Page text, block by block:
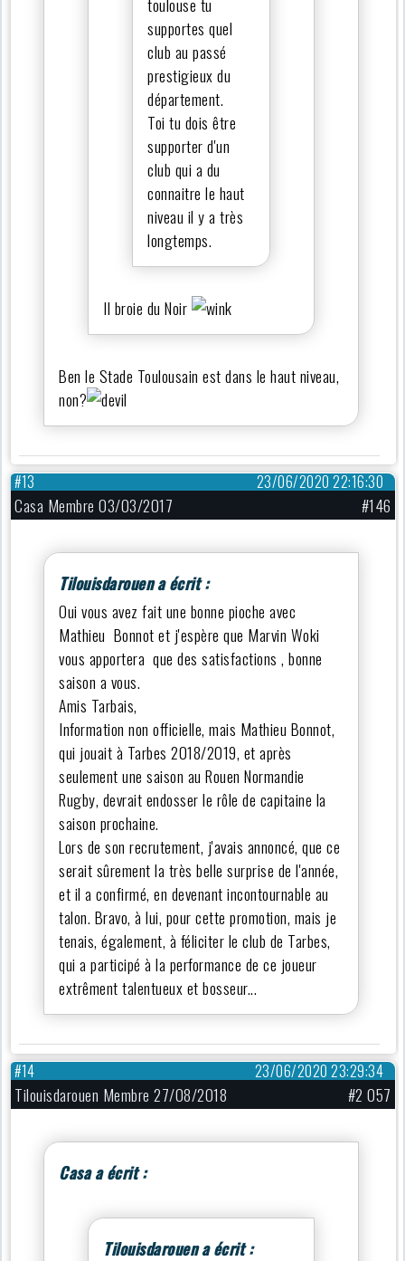
supportes quel
club au passé
prestigieux du
département.
Toi tu dois être
supporter d'un
club qui a du
connaitre le haut
niveau il y a très
longtemps.
Il broie du Noir
Ben le Stade Toulousain est dans le haut niveau,
non?
23/06/2020 22:16:30
#13
Casa Membre 03/03/2017 #146
Tilouisdarouen a écrit :
Oui vous avez fait une bonne pioche avec
Mathieu Bonnot et j'espère que Marvin Woki
vous apportera que des satisfactions , bonne
saison a vous.
Amis Tarbais,
Information non officielle, mais Mathieu Bonnot,
qui jouait à Tarbes 2018/2019, et après
seulement une saison au Rouen Normandie
Rugby, devrait endosser le rôle de capitaine la
saison prochaine.
Lors de son recrutement, j'avais annoncé, que ce
serait sûrement la très belle surprise de l'année,
et il a confirmé, en devenant incontournable au
talon. Bravo, à lui, pour cette promotion, mais je
tenais, également, à féliciter le club de Tarbes,
qui a participé à la performance de ce joueur
extrêment talentueux et bosseur...
23/06/2020 23:29:34
#14
Tilouisdarouen Membre 27/08/2018 #2 057
Casa a écrit :
Tilouisdarouen a écrit :